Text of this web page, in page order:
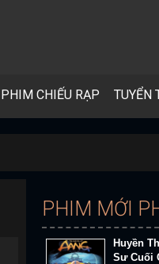
PHIM CHIẾU RẠP TUYỂN
PHIM MỚI
Huyền
Sư Cuối